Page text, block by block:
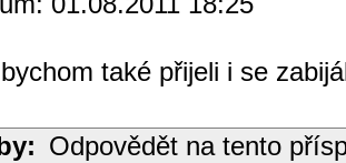
také přijeli i se
Odpovědět na tento